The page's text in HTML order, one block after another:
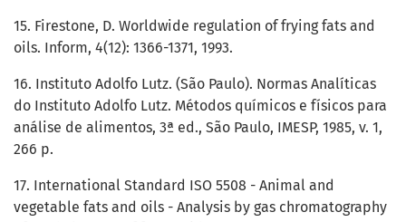
15. Firestone, D. Worldwide regulation of frying fats and
oils. Inform, 4(12): 1366-1371, 1993.
16. Instituto Adolfo Lutz. (São Paulo). Normas Analíticas
do Instituto Adolfo Lutz. Métodos químicos e físicos para
análise de alimentos, 3ª ed., São Paulo, IMESP, 1985, v. 1,
266 p.
17. International Standard ISO 5508 - Animal and
vegetable fats and oils - Analysis by gas chromatography